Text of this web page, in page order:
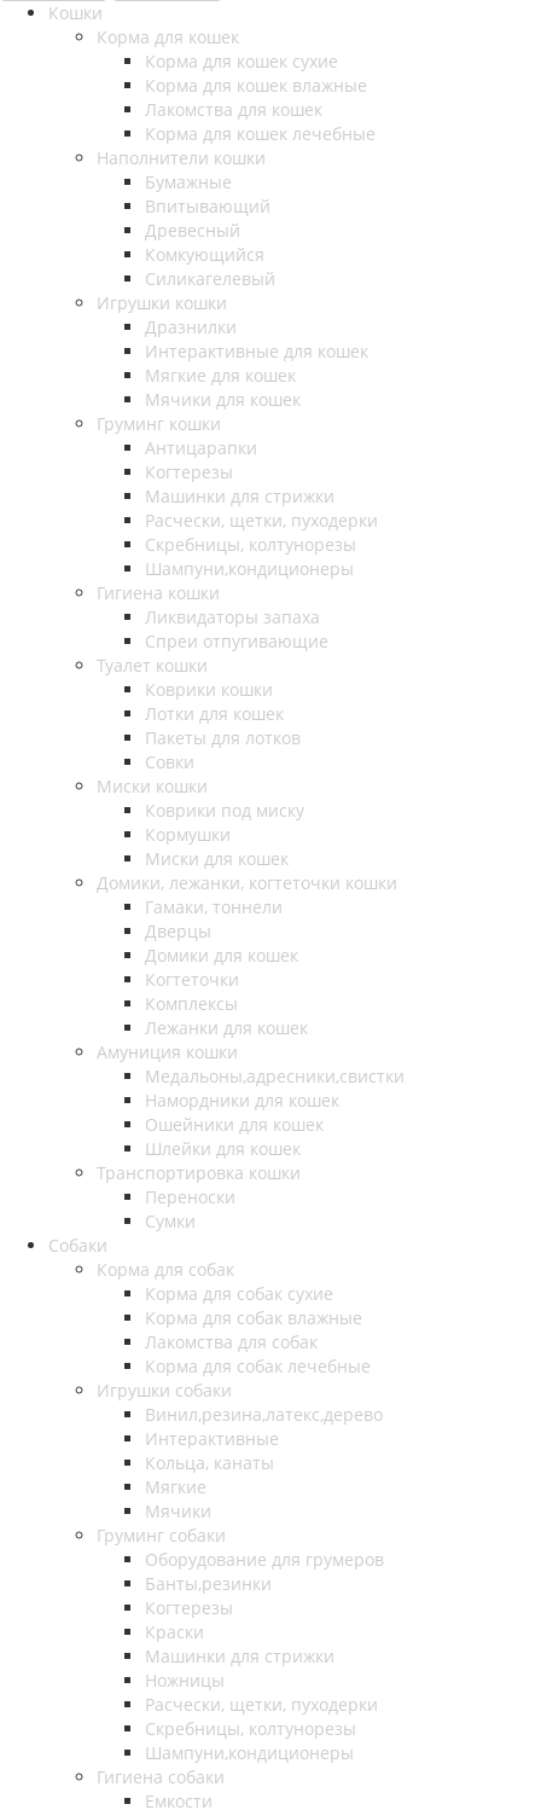
Кошки
Корма для кошек
Корма для кошек сухие
Корма для кошек влажные
Лакомства для кошек
Корма для кошек лечебные
Наполнители кошки
Бумажные
Впитывающий
Древесный
Комкующийся
Силикагелевый
Игрушки кошки
Дразнилки
Интерактивные для кошек
Мягкие для кошек
Мячики для кошек
Груминг кошки
Антицарапки
Когтерезы
Машинки для стрижки
Расчески, щетки, пуходерки
Скребницы, колтунорезы
Шампуни,кондиционеры
Гигиена кошки
Ликвидаторы запаха
Спреи отпугивающие
Туалет кошки
Коврики кошки
Лотки для кошек
Пакеты для лотков
Совки
Миски кошки
Коврики под миску
Кормушки
Миски для кошек
Домики, лежанки, когтеточки кошки
Гамаки, тоннели
Дверцы
Домики для кошек
Когтеточки
Комплексы
Лежанки для кошек
Амуниция кошки
Медальоны,адресники,свистки
Намордники для кошек
Ошейники для кошек
Шлейки для кошек
Транспортировка кошки
Переноски
Сумки
Собаки
Корма для собак
Корма для собак сухие
Корма для собак влажные
Лакомства для собак
Корма для собак лечебные
Игрушки собаки
Винил,резина,латекс,дерево
Интерактивные
Кольца, канаты
Мягкие
Мячики
Груминг собаки
Оборудование для грумеров
Банты,резинки
Когтерезы
Краски
Машинки для стрижки
Ножницы
Расчески, щетки, пуходерки
Скребницы, колтунорезы
Шампуни,кондиционеры
Гигиена собаки
Емкости